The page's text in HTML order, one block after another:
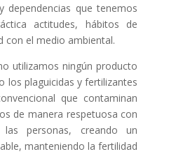
dependencias que tenemos
actitudes, hábitos de
con el medio ambiental.
utilizamos ningún producto
los plaguicidas y fertilizantes
que contaminan
de manera respetuosa con
personas, creando un
manteniendo la fertilidad